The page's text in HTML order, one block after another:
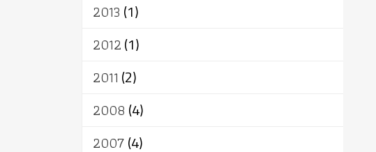
2013 (1)
2012(1)
2011 (2)
2008 (4)
2007(4)